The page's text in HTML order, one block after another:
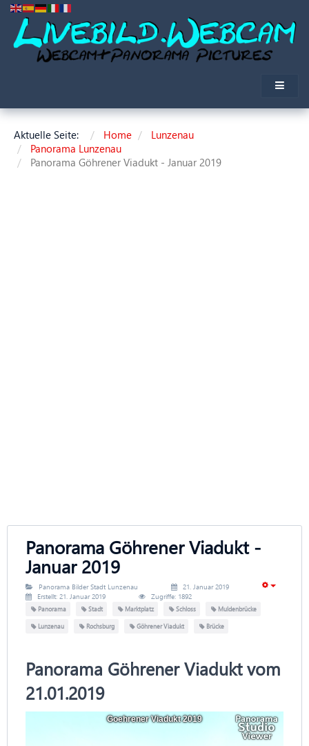
Aktuelle Seite: Home
Lunzenau
Panorama Lunzenau
Panorama Göhrener Viadukt - Januar 2019
Panorama Göhrener Viadukt -
Januar 2019
Panorama Bilder Stadt Lunzenau
21. Januar 2019
Erstellt: 21. Januar 2019
Zugriffe: 1892
Panorama
Stadt Marktplatz Schloss Muldenbrücke
Lunzenau Rochsburg Göhrener Viadukt Brücke
Panorama Göhrener Viadukt vom
21.01.2019